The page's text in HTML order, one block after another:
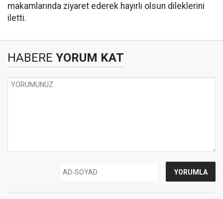
makamlarında ziyaret ederek hayırlı olsun dileklerini
iletti.
HABERE YORUM KAT